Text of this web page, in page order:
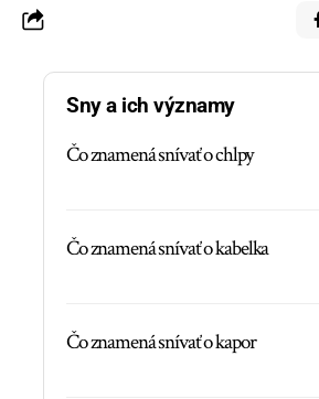
Sny a ich významy
Čo znamená snívať o chlpy
Čo znamená snívať o kabelka
Čo znamená snívať o kapor